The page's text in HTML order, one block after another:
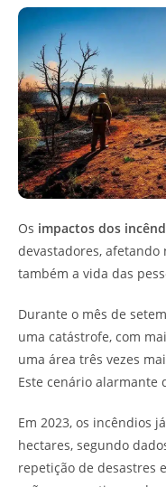
Os impactos dos
devastadores, afetando
também a vida das
Durante o mês de
uma catástrofe, com
uma área três vezes
Este cenário alarmante
Em 2023, os incêndios
hectares, segundo
repetição de desastres